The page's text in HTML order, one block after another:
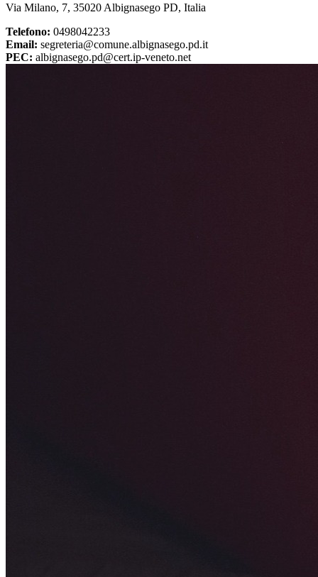
Via Milano, 7, 35020 Albignasego PD, Italia
Telefono: 0498042233
Email: segreteria@comune.albignasego.pd.it
PEC: albignasego.pd@cert.ip-veneto.net